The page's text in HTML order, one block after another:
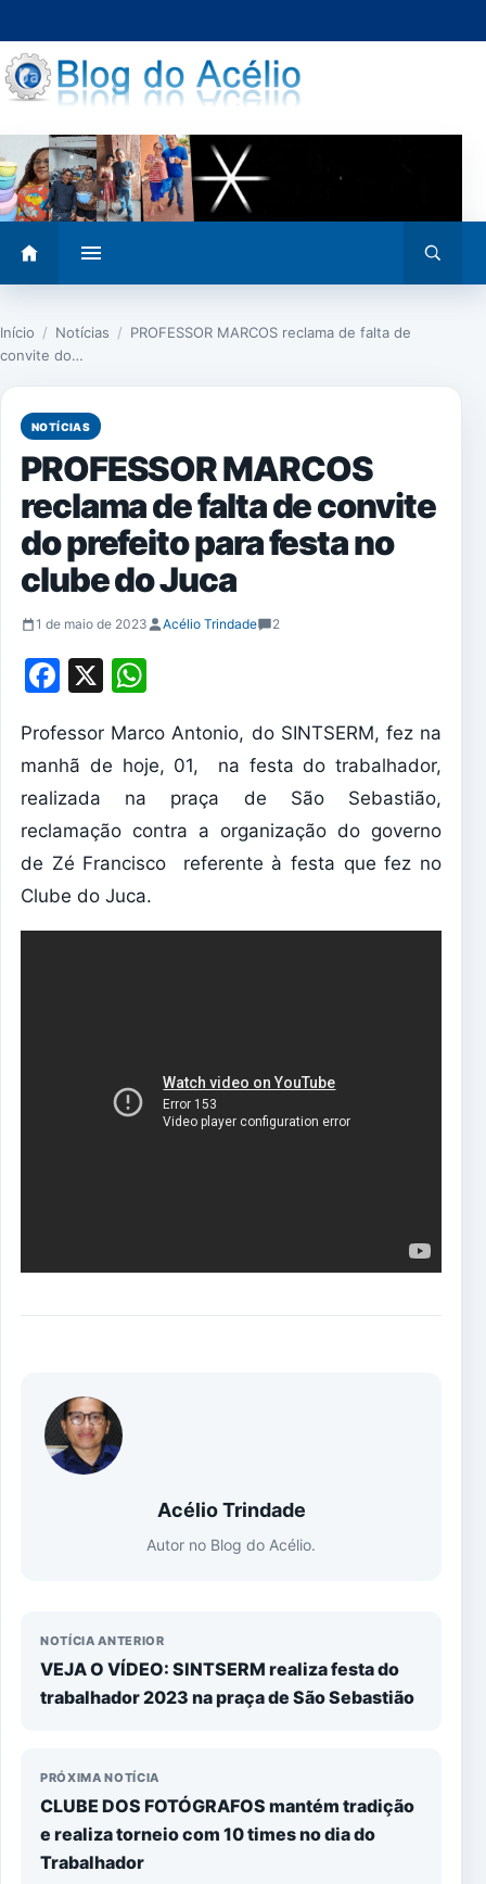
para
o
conteúdo
menu
busca
Início / Notícias / PROFESSOR MARCOS reclama de falta de
convite do…
NOTÍCIAS
PROFESSOR MARCOS
reclama de falta de convite
do prefeito para festa no
clube do Juca
1 de maio de 2023 Acélio Trindade 2
Facebook
X
Professor Marco Antonio, do SINTSERM, fez na
manhã de hoje, 01, na festa do trabalhador,
realizada na praça de São Sebastião,
reclamação contra a organização do governo
de Zé Francisco referente à festa que fez no
Clube do Juca.
Acélio Trindade
Autor no Blog do Acélio.
NOTÍCIA ANTERIOR
VEJA O VÍDEO: SINTSERM realiza festa do
trabalhador 2023 na praça de São Sebastião
PRÓXIMA NOTÍCIA
CLUBE DOS FOTÓGRAFOS mantém tradição
e realiza torneio com 10 times no dia do
Trabalhador